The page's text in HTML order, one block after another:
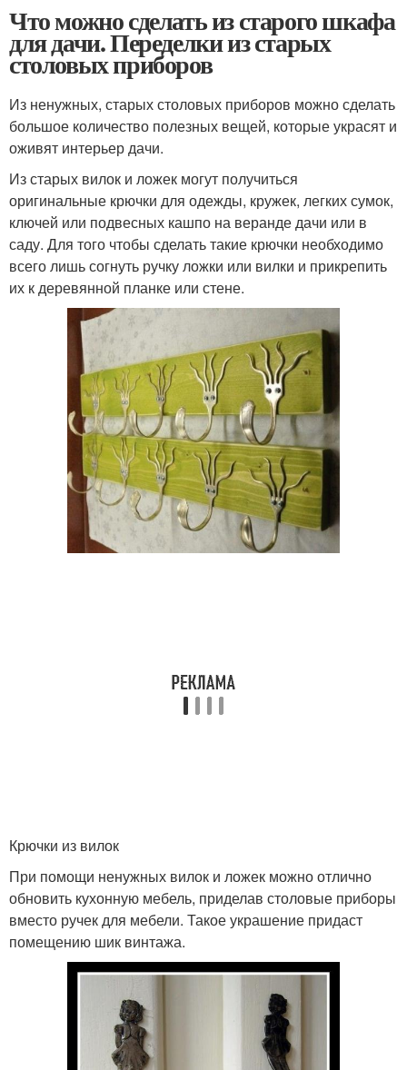
Что можно сделать из старого шкафа
для дачи. Переделки из старых
столовых приборов
Из ненужных, старых столовых приборов можно сделать
большое количество полезных вещей, которые украсят и
оживят интерьер дачи.
Из старых вилок и ложек могут получиться
оригинальные крючки для одежды, кружек, легких сумок,
ключей или подвесных кашпо на веранде дачи или в
саду. Для того чтобы сделать такие крючки необходимо
всего лишь согнуть ручку ложки или вилки и прикрепить
их к деревянной планке или стене.
Крючки из вилок
При помощи ненужных вилок и ложек можно отлично
обновить кухонную мебель, приделав столовые приборы
вместо ручек для мебели. Такое украшение придаст
помещению шик винтажа.